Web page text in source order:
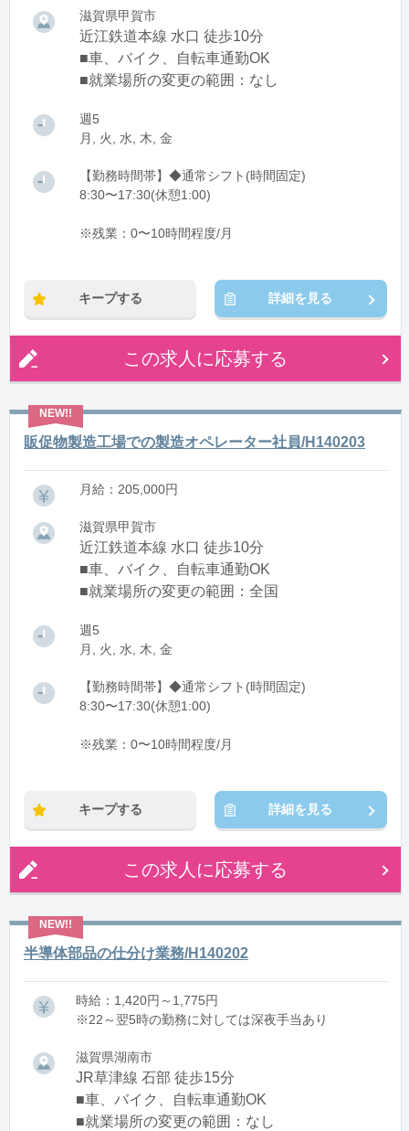
滋賀県甲賀市
近江鉄道本線 水口 徒歩10分
■車、バイク、自転車通勤OK
■就業場所の変更の範囲：なし
週5
月, 火, 水, 木, 金
【勤務時間帯】◆通常シフト(時間固定)
8:30〜17:30(休憩1:00)
※残業：0〜10時間程度/月
キープする 詳細を見る
この求人に応募する
販促物製造工場での製造オペレーター社員/H140203
月給：205,000円
滋賀県甲賀市
近江鉄道本線 水口 徒歩10分
■車、バイク、自転車通勤OK
■就業場所の変更の範囲：全国
週5
月, 火, 水, 木, 金
【勤務時間帯】◆通常シフト(時間固定)
8:30〜17:30(休憩1:00)
※残業：0〜10時間程度/月
キープする 詳細を見る
この求人に応募する
半導体部品の仕分け業務/H140202
時給：1,420円～1,775円
※22～翌5時の勤務に対しては深夜手当あり
滋賀県湖南市
JR草津線 石部 徒歩15分
■車、バイク、自転車通勤OK
■就業場所の変更の範囲：なし